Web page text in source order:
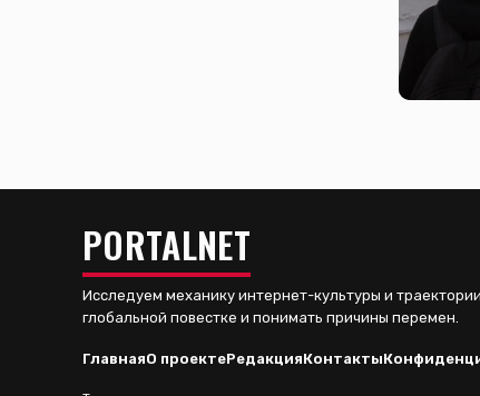
Риск
PORTALNET
Исследуем механику интернет-культуры и
глобальной повестке и понимать причины перемен.
ГлавнаяО проектеРедакцияКонтакты